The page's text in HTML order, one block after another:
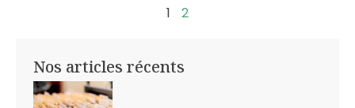
Nos articles récents
1 2